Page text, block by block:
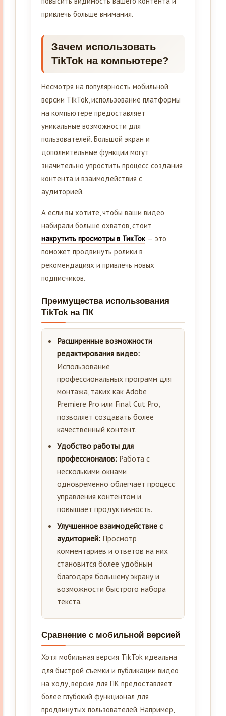
привлечь больше внимания.
Зачем использовать
TikTok на компьютере?
Несмотря на популярность мобильной
версии TikTok, использование платформы
на компьютере предоставляет
уникальные возможности для
пользователей. Большой экран и
дополнительные функции могут
значительно упростить процесс создания
контента и взаимодействия с
аудиторией.
А если вы хотите, чтобы ваши видео
набирали больше охватов, стоит
накрутить просмотры в ТикТок — это
поможет продвинуть ролики в
рекомендациях и привлечь новых
подписчиков.
Преимущества использования
TikTok на ПК
Расширенные возможности
редактирования видео:
Использование
профессиональных программ для
монтажа, таких как Adobe
Premiere Pro или Final Cut Pro,
позволяет создавать более
качественный контент.
Удобство работы для
профессионалов: Работа с
несколькими окнами
одновременно облегчает процесс
управления контентом и
повышает продуктивность.
Улучшенное взаимодействие с
аудиторией: Просмотр
комментариев и ответов на них
становится более удобным
благодаря большему экрану и
возможности быстрого набора
текста.
Сравнение с мобильной версией
Хотя мобильная версия TikTok идеальна
для быстрой съемки и публикации видео
на ходу, версия для ПК предоставляет
более глубокий функционал для
продвинутых пользователей. Например,